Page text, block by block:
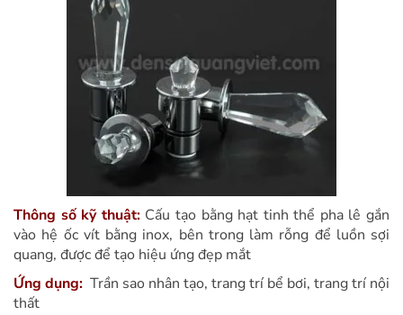
Thông số kỹ thuật: Cấu tạo bằng hạt tinh thể pha lê gắn
vào hệ ốc vít bằng inox, bên trong làm rỗng để luồn sợi
quang, được để tạo hiệu ứng đẹp mắt
Ứng dụng: Trần sao nhân tạo, trang trí bể bơi, trang trí nội
thất